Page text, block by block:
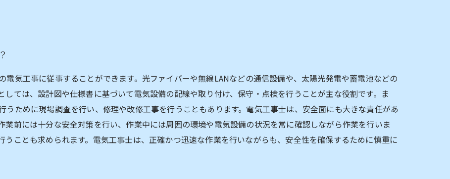
電気工事に従事することができます。光ファイバーや無線LANなどの通信設備や、太陽光発電や蓄電池などの
ては、設計図や仕様書に基づいて電気設備の配線や取り付け、保守・点検を行うことが主な役割です。ま
うために現場調査を行い、修理や改修工事を行うこともあります。電気工事士は、安全面にも大きな責任があ
業前には十分な安全対策を行い、作業中には周囲の環境や電気設備の状況を常に確認しながら作業を行いま
ことも求められます。電気工事士は、正確かつ迅速な作業を行いながらも、安全性を確保するために慎重に